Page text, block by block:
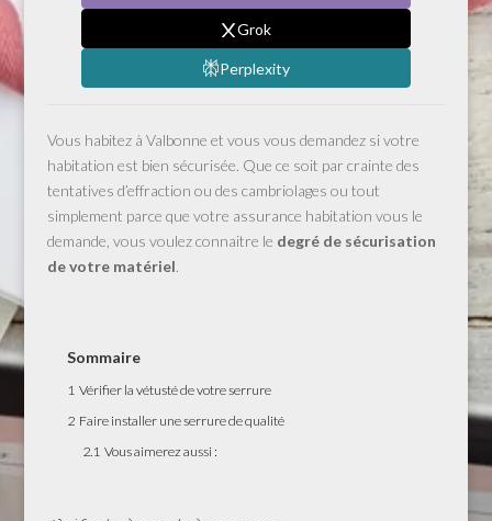
Grok
Perplexity
Vous habitez à Valbonne et vous vous demandez si votre
habitation est bien sécurisée. Que ce soit par crainte des
tentatives d’effraction ou des cambriolages ou tout
simplement parce que votre assurance habitation vous le
demande, vous voulez connaitre le degré de sécurisation
de votre matériel.
Sommaire
1 Vérifier la vétusté de votre serrure
2 Faire installer une serrure de qualité
2.1 Vous aimerez aussi :